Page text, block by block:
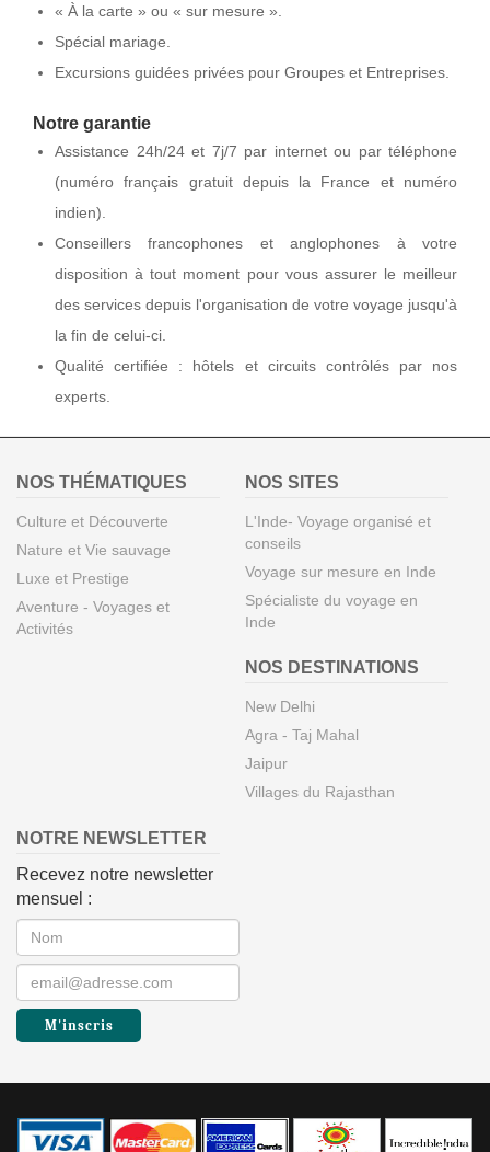
« À la carte » ou « sur mesure ».
Spécial mariage.
Excursions guidées privées pour Groupes et Entreprises.
Notre garantie
Assistance 24h/24 et 7j/7 par internet ou par téléphone
(numéro français gratuit depuis la France et numéro
indien).
Conseillers francophones et anglophones à votre
disposition à tout moment pour vous assurer le meilleur
des services depuis l'organisation de votre voyage jusqu'à
la fin de celui-ci.
Qualité certifiée : hôtels et circuits contrôlés par nos
experts.
NOS THÉMATIQUES
Culture et Découverte
Nature et Vie sauvage
Luxe et Prestige
Aventure - Voyages et
Activités
NOS SITES
L'Inde- Voyage organisé et
conseils
Voyage sur mesure en Inde
Spécialiste du voyage en
Inde
NOS DESTINATIONS
New Delhi
Agra - Taj Mahal
Jaipur
Villages du Rajasthan
NOTRE NEWSLETTER
Recevez notre newsletter
mensuel :